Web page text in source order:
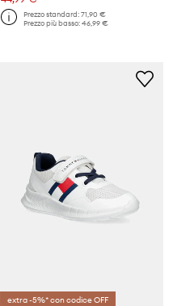
Prezzo standard:71,90 €
Prezzo più basso:46,99 €
extra -5%* con codice OFF